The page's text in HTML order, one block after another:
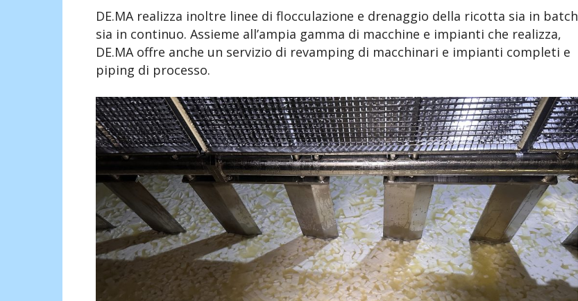
DE.MA realizza inoltre linee di flocculazione e drenaggio della ricotta sia in batch
sia in continuo. Assieme all’ampia gamma di macchine e impianti che realizza,
DE.MA offre anche un servizio di revamping di macchinari e impianti completi e
piping di processo.